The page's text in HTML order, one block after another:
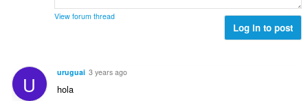
a
:s
a
k
s
View forum thread
Log in to post
U uruguai 3 years ago
hola